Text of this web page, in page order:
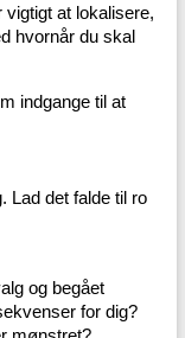
at lokalisere,
hvornår du skal
indgange til at
Lad det falde til ro
og begået
for dig?